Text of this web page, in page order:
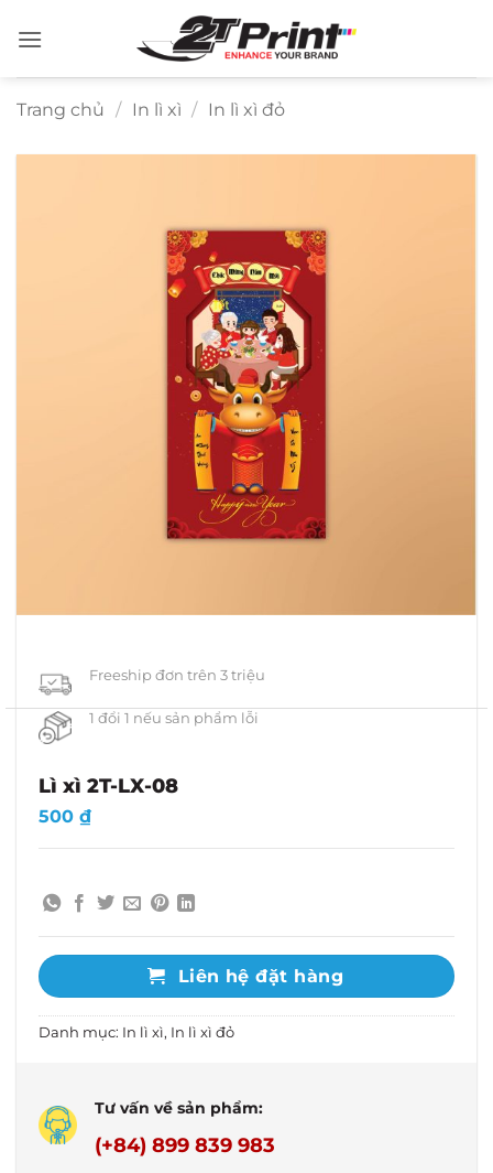
qua
Trang chủ / In lì xì / In lì xì đỏ
Freeship đơn trên 3 triệu
1 đổi 1 nếu sản phẩm lỗi
Lì xì 2T-LX-08
500 ₫
Liên hệ đặt hàng
Danh mục: In lì xì, In lì xì đỏ
Tư vấn về sản phẩm:
(+84) 899 839 983